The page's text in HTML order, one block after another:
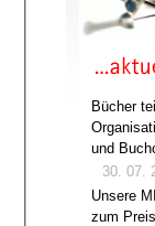
Bücher
und
30. 07.
Unsere
zum